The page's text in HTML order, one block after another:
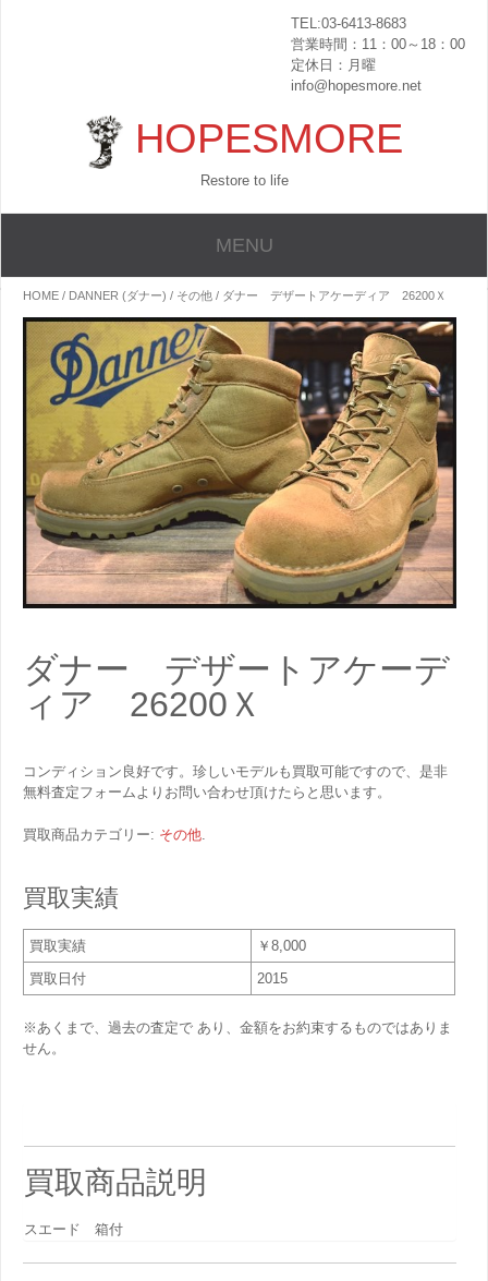
TEL:03-6413-8683
営業時間：11：00～18：00
定休日：月曜
info@hopesmore.net
HOPESMORE
Restore to life
MENU
HOME / DANNER (ダナー) / その他 / ダナー デザートアケーディア 26200Ｘ
ダナー デザートアケーデ
ィア 26200Ｘ
コンディション良好です。珍しいモデルも買取可能ですので、是非
無料査定フォームよりお問い合わせ頂けたらと思います。
買取商品カテゴリー: その他
買取実績
買取実績
￥8,000
買取日付
2015
※あくまで、過去の査定で あり、金額をお約束するものではありま
せん。
買取商品説明
スエード 箱付